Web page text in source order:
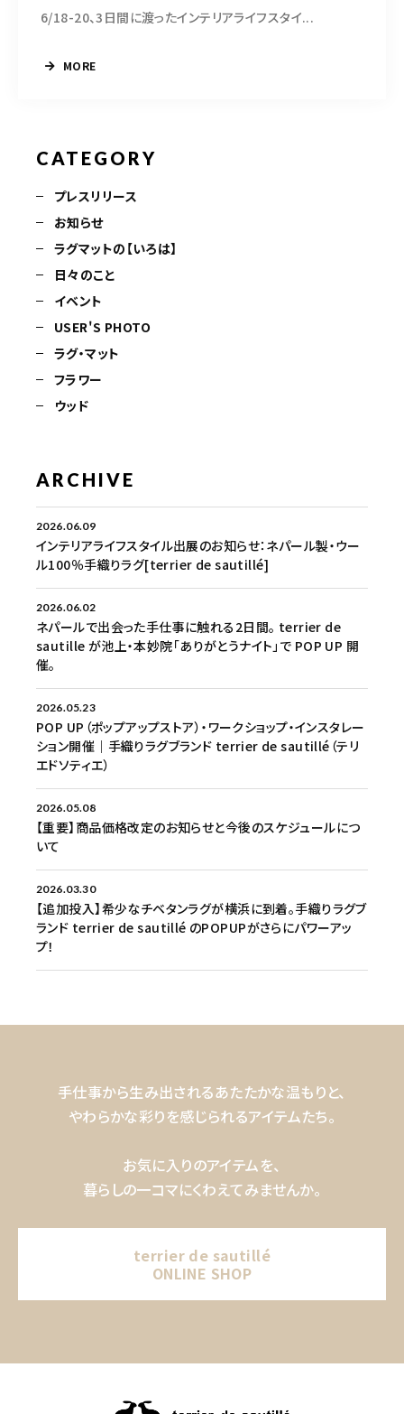
6/18-20、3日間に渡ったインテリアライフスタイ...
MORE
CATEGORY
プレスリリース
お知らせ
ラグマットの【いろは】
日々のこと
イベント
USER'S PHOTO
ラグ・マット
フラワー
ウッド
ARCHIVE
2026.06.09
インテリアライフスタイル出展のお知らせ：ネパール製・ウー
ル100％手織りラグ[terrier de sautillé]
2026.06.02
ネパールで出会った手仕事に触れる2日間。 terrier de
sautille が池上・本妙院「ありがとうナイト」で POP UP 開
催。
2026.05.23
POP UP（ポップアップストア）・ワークショップ・インスタレー
ション開催｜手織りラグブランド terrier de sautillé（テリ
エドソティエ）
2026.05.08
【重要】商品価格改定のお知らせと今後のスケジュールにつ
いて
2026.03.30
【追加投入】希少なチベタンラグが横浜に到着。手織りラグブ
ランド terrier de sautillé のPOPUPがさらにパワーアッ
プ！
手仕事から生み出されるあたたかな温もりと、
やわらかな彩りを感じられるアイテムたち。
お気に入りのアイテムを、
暮らしの一コマにくわえてみませんか。
terrier de sautillé
ONLINE SHOP